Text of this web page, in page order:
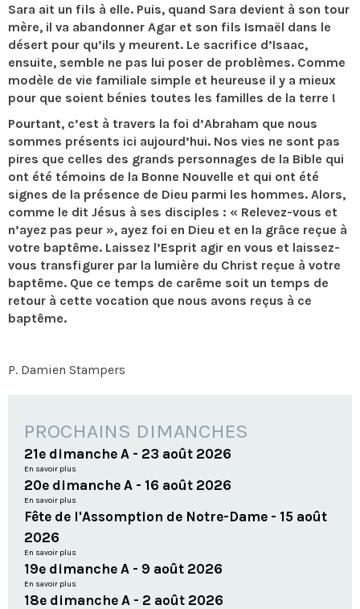
Sara ait un fils à elle. Puis, quand Sara devient à son tour
mère, il va abandonner Agar et son fils Ismaël dans le
désert pour qu’ils y meurent. Le sacrifice d’Isaac,
ensuite, semble ne pas lui poser de problèmes. Comme
modèle de vie familiale simple et heureuse il y a mieux
pour que soient bénies toutes les familles de la terre !
Pourtant, c’est à travers la foi d’Abraham que nous
sommes présents ici aujourd’hui. Nos vies ne sont pas
pires que celles des grands personnages de la Bible qui
ont été témoins de la Bonne Nouvelle et qui ont été
signes de la présence de Dieu parmi les hommes. Alors,
comme le dit Jésus à ses disciples : « Relevez-vous et
n’ayez pas peur », ayez foi en Dieu et en la grâce reçue à
votre baptême. Laissez l’Esprit agir en vous et laissez-
vous transfigurer par la lumière du Christ reçue à votre
baptême. Que ce temps de carême soit un temps de
retour à cette vocation que nous avons reçus à ce
baptême.
P. Damien Stampers
PROCHAINS DIMANCHES
21e dimanche A - 23 août 2026
En savoir plus
20e dimanche A - 16 août 2026
En savoir plus
Fête de l'Assomption de Notre-Dame - 15 août
2026
En savoir plus
19e dimanche A - 9 août 2026
En savoir plus
18e dimanche A - 2 août 2026